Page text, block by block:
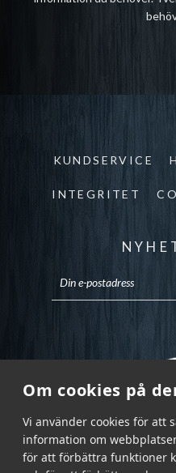
Om cookies på
Vi använder cookies för att
information om
för att förbättra funktioner
KUNDSERVICE
INTEGRITET